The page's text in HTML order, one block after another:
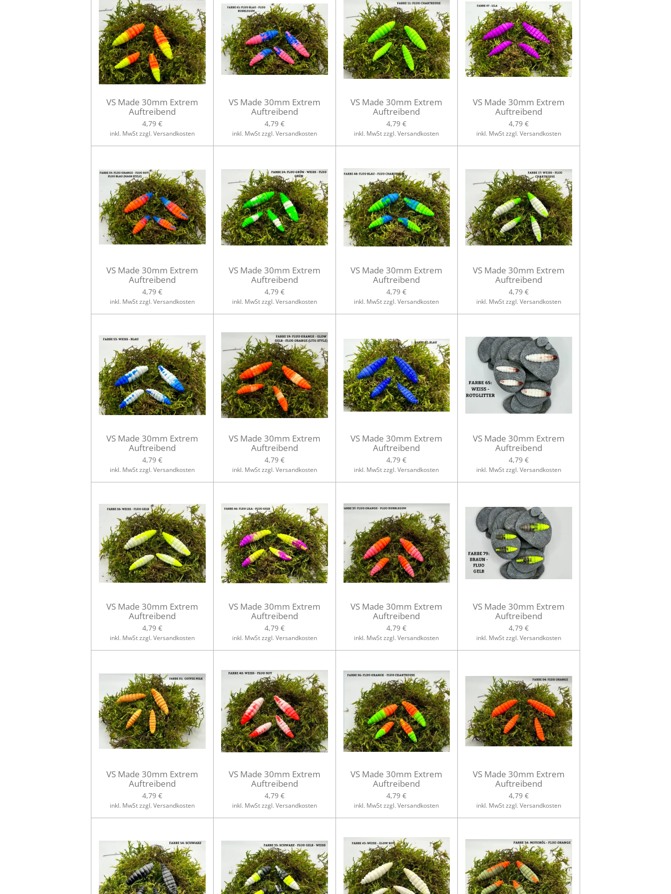
VS Made 30mm Extrem
Auftreibend
4,79 €
inkl. MwSt zzgl. Versandkosten
VS Made 30mm Extrem
Auftreibend
4,79 €
inkl. MwSt zzgl. Versandkosten
VS Made 30mm Extrem
Auftreibend
4,79 €
inkl. MwSt zzgl. Versandkosten
VS Made 30mm Extrem
Auftreibend
4,79 €
inkl. MwSt zzgl. Versandkosten
VS Made 30mm Extrem
Auftreibend
4,79 €
inkl. MwSt zzgl. Versandkosten
VS Made 30mm Extrem
Auftreibend
4,79 €
inkl. MwSt zzgl. Versandkosten
VS Made 30mm Extrem
Auftreibend
4,79 €
inkl. MwSt zzgl. Versandkosten
VS Made 30mm Extrem
Auftreibend
4,79 €
inkl. MwSt zzgl. Versandkosten
VS Made 30mm Extrem
Auftreibend
4,79 €
inkl. MwSt zzgl. Versandkosten
VS Made 30mm Extrem
Auftreibend
4,79 €
inkl. MwSt zzgl. Versandkosten
VS Made 30mm Extrem
Auftreibend
4,79 €
inkl. MwSt zzgl. Versandkosten
VS Made 30mm Extrem
Auftreibend
4,79 €
inkl. MwSt zzgl. Versandkosten
VS Made 30mm Extrem
Auftreibend
4,79 €
inkl. MwSt zzgl. Versandkosten
VS Made 30mm Extrem
Auftreibend
4,79 €
inkl. MwSt zzgl. Versandkosten
VS Made 30mm Extrem
Auftreibend
4,79 €
inkl. MwSt zzgl. Versandkosten
VS Made 30mm Extrem
Auftreibend
4,79 €
inkl. MwSt zzgl. Versandkosten
VS Made 30mm Extrem
Auftreibend
4,79 €
inkl. MwSt zzgl. Versandkosten
VS Made 30mm Extrem
Auftreibend
4,79 €
inkl. MwSt zzgl. Versandkosten
VS Made 30mm Extrem
Auftreibend
4,79 €
inkl. MwSt zzgl. Versandkosten
VS Made 30mm Extrem
Auftreibend
4,79 €
inkl. MwSt zzgl. Versandkosten